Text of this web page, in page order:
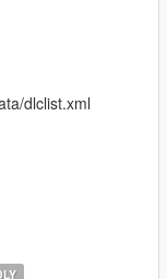
dlclist.xml